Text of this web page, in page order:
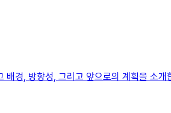
경, 방향성, 그리고 앞으로의 계획을 소개